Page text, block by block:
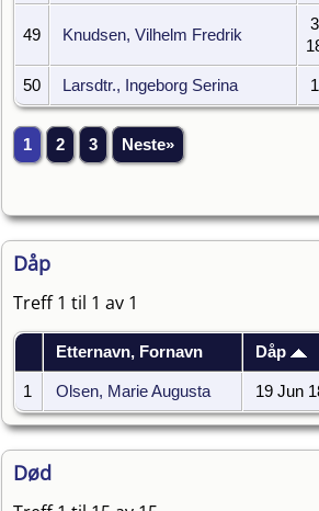
49 Knudsen, Vilhelm Fredrik
50 Larsdtr., Ingeborg Serina
1 2 3 Neste»
Dåp
Treff 1 til 1 av 1
Etternavn, Fornavn Dåp
1 Olsen, Marie Augusta 19 Jun
Død